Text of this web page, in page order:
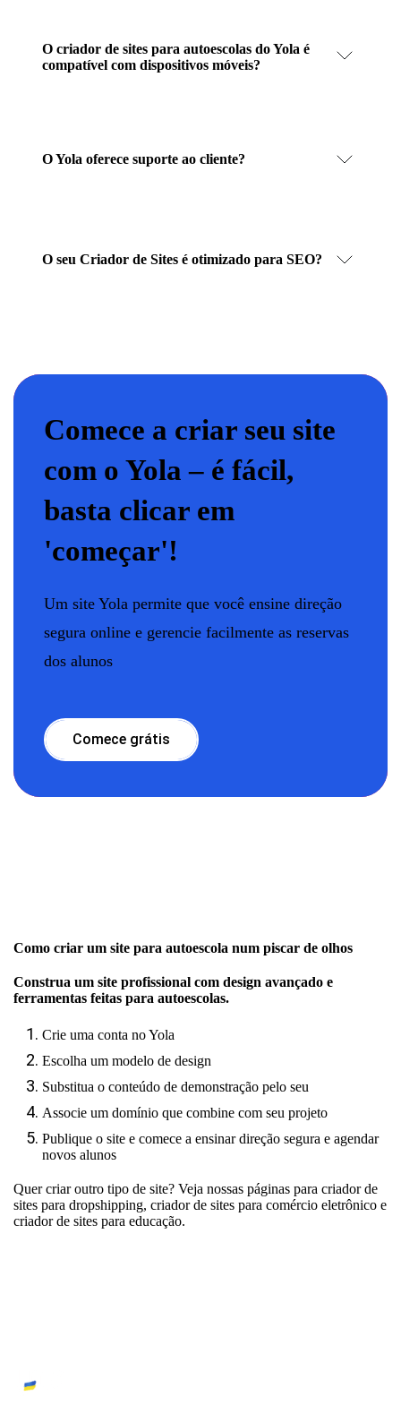
O criador de sites para autoescolas do Yola é
compatível com dispositivos móveis?
O Yola oferece suporte ao cliente?
O seu Criador de Sites é otimizado para SEO?
Comece a criar seu site
com o Yola – é fácil,
basta clicar em
'começar'!
Um site Yola permite que você ensine direção
segura online e gerencie facilmente as reservas
dos alunos
Comece grátis
Como criar um site para autoescola num piscar de olhos
Construa um site profissional com design avançado e
ferramentas feitas para autoescolas.
Crie uma conta no Yola
Escolha um modelo de design
Substitua o conteúdo de demonstração pelo seu
Associe um domínio que combine com seu projeto
Publique o site e comece a ensinar direção segura e agendar
novos alunos
Quer criar outro tipo de site? Veja nossas páginas para criador de
sites para dropshipping, criador de sites para comércio eletrônico e
criador de sites para educação.